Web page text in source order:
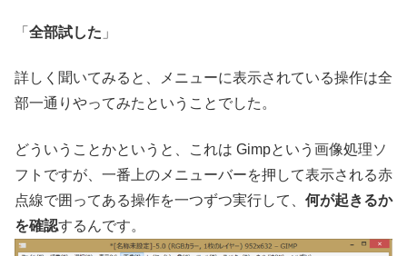
「 全部試した 」
詳しく聞いてみると、メニューに表示されている操作は全
部一通りやってみたということでした。
どういうことかというと、これは Gimpという画像処理ソ
フトですが、一番上のメニューバーを押して表示される赤
点線で囲ってある操作を一つずつ実行して、 何が起きるか
を確認するんです。